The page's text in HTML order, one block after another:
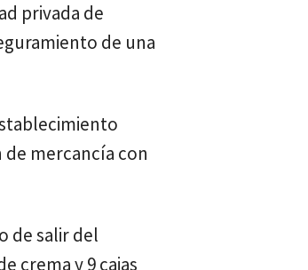
privada de
de una
mercancía con
de salir del
crema y 9 cajas